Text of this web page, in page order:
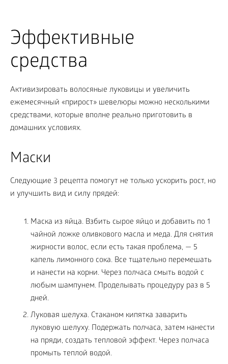
Эффективные
средства
Активизировать волосяные луковицы и увеличить
ежемесячный «прирост» шевелюры можно несколькими
средствами, которые вполне реально приготовить в
домашних условиях.
Маски
Следующие 3 рецепта помогут не только ускорить рост, но
и улучшить вид и силу прядей:
Маска из яйца. Взбить сырое яйцо и добавить по 1
чайной ложке оливкового масла и меда. Для снятия
жирности волос, если есть такая проблема, — 5
капель лимонного сока. Все тщательно перемешать
и нанести на корни. Через полчаса смыть водой с
любым шампунем. Проделывать процедуру раз в 5
дней.
Луковая шелуха. Стаканом кипятка заварить
луковую шелуху. Подержать полчаса, затем нанести
на пряди, создать тепловой эффект. Через полчаса
промыть теплой водой.